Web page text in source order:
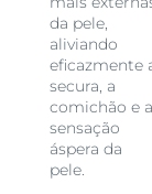
da pele,
aliviando
eficazmente
secura, a
comichão e a
sensação
áspera da
pele.